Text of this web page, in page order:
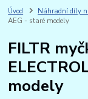
Úvod Náhradní díly
AEG - staré modely
FILTR
modely